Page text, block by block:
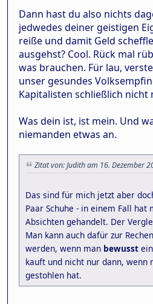
Dann hast du also nichts
jedwedes deiner geistigen
reiße und damit Geld
ausgehst? Cool. Rück mal
was brauchen. Für lau,
unser gesundes
Kapitalisten schließlich nicht
Was dein ist, ist mein. Und
niemanden etwas an.
Zitat von: Judith am 16. Dezember
Das sind für mich jetzt aber
Paar Schuhe - in einem Fall hat
Absichten gehandelt. Der
Man kann auch dafür zur
werden, wenn man bewusst
kauft und nicht nur dann, wenn
gestohlen hat.